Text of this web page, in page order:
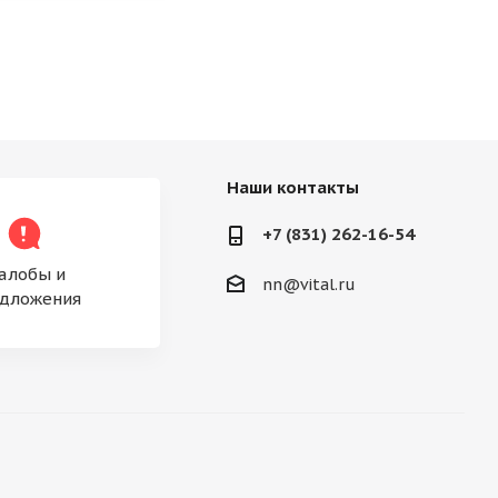
и
Наши контакты
+7 (831) 262-16-54
nn@vital.ru